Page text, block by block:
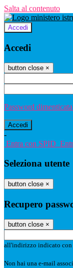
Salta al contenuto
Accedi
Accedi
button close ×
Password
-
Entra con SPID
Seleziona utente
button close ×
Recupero
button close ×
all'indirizzo indicato con
Non hai una e-mail